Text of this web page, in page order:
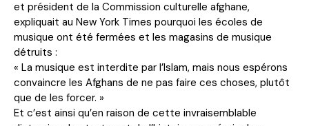
et président de la Commission culturelle afghane,
expliquait au New York Times pourquoi les écoles de
musique ont été fermées et les magasins de musique
détruits :
« La musique est interdite par l’Islam, mais nous espérons
convaincre les Afghans de ne pas faire ces choses, plutôt
que de les forcer. »
Et c’est ainsi qu’en raison de cette invraisemblable